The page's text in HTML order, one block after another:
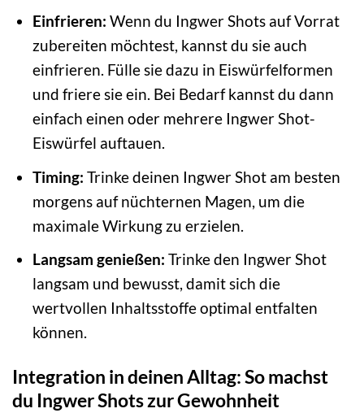
Einfrieren: Wenn du Ingwer Shots auf Vorrat
zubereiten möchtest, kannst du sie auch
einfrieren. Fülle sie dazu in Eiswürfelformen
und friere sie ein. Bei Bedarf kannst du dann
einfach einen oder mehrere Ingwer Shot-
Eiswürfel auftauen.
Timing: Trinke deinen Ingwer Shot am besten
morgens auf nüchternen Magen, um die
maximale Wirkung zu erzielen.
Langsam genießen: Trinke den Ingwer Shot
langsam und bewusst, damit sich die
wertvollen Inhaltsstoffe optimal entfalten
können.
Integration in deinen Alltag: So machst
du Ingwer Shots zur Gewohnheit